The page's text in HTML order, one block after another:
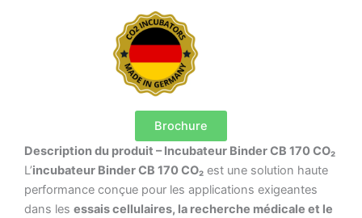
Brochure
Description du produit – Incubateur Binder CB 170 CO₂
L’incubateur Binder CB 170 CO₂ est une solution haute
performance conçue pour les applications exigeantes
dans les essais cellulaires, la recherche médicale et le